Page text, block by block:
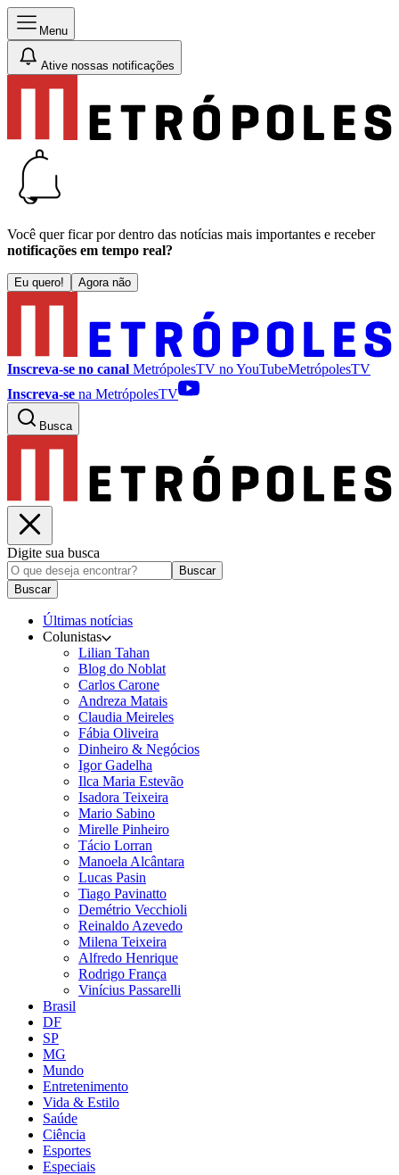
Menu
Ative nossas notificações
Você quer ficar por dentro das notícias mais importantes e receber
notificações em tempo real?
Eu quero! Agora não
Inscreva-se no canal MetrópolesTV noYouTubeMetrópolesTV
Inscreva-se na MetrópolesTV
Busca
Digite sua busca
Buscar
Buscar
Últimas notícias
Colunistas
Lilian Tahan
Blog do Noblat
Carlos Carone
Andreza Matais
Claudia Meireles
Fábia Oliveira
Dinheiro & Negócios
Igor Gadelha
Ilca Maria Estevão
Isadora Teixeira
Mario Sabino
Mirelle Pinheiro
Tácio Lorran
Manoela Alcântara
Lucas Pasin
Tiago Pavinatto
Demétrio Vecchioli
Reinaldo Azevedo
Milena Teixeira
Alfredo Henrique
Rodrigo França
Vinícius Passarelli
Brasil
DF
SP
MG
Mundo
Entretenimento
Vida & Estilo
Saúde
Ciência
Esportes
Especiais